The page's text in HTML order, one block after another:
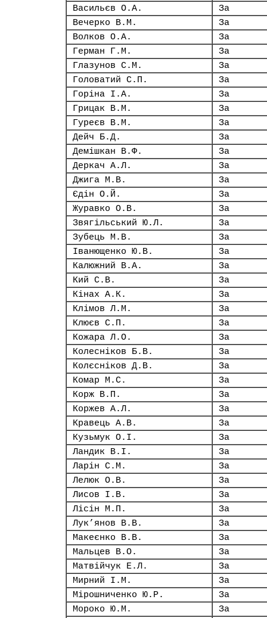
Васильєв О.А.
За
Вечерко В.М.
За
Волков О.А.
За
Герман Г.М.
За
Глазунов С.М.
За
Головатий С.П.
За
Горіна І.А.
За
Грицак В.М.
За
Гуреєв В.М.
За
Дейч Б.Д.
За
Демішкан В.Ф.
За
Деркач А.Л.
За
Джига М.В.
За
Єдін О.Й.
За
Журавко О.В.
За
Звягільський Ю.Л.
За
Зубець М.В.
За
Іванющенко Ю.В.
За
Калюжний В.А.
За
Кий С.В.
За
Кінах А.К.
За
Клімов Л.М.
За
Клюєв С.П.
За
Кожара Л.О.
За
Колесніков Б.В.
За
Колєсніков Д.В.
За
Комар М.С.
За
Корж В.П.
За
Коржев А.Л.
За
Кравець А.В.
За
Кузьмук О.І.
За
Ландик В.І.
За
Ларін С.М.
За
Лелюк О.В.
За
Лисов І.В.
За
Лісін М.П.
За
Лук’янов В.В.
За
Макеєнко В.В.
За
Мальцев В.О.
За
Матвійчук Е.Л.
За
Мирний І.М.
За
Мірошниченко Ю.Р.
За
Мороко Ю.М.
За